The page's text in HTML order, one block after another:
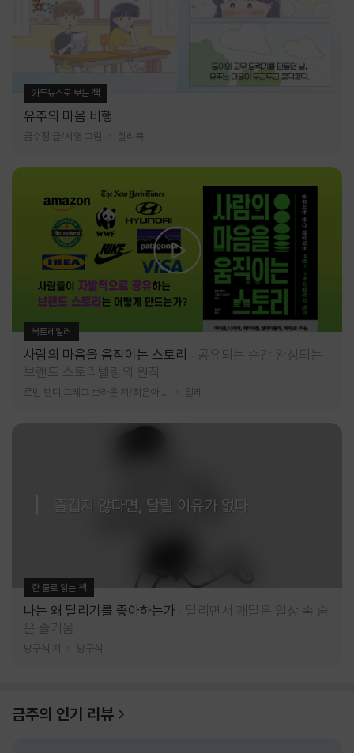
카드뉴스로 보는 책
유주의 마음 비행
금수정 글/서영 그림 찰리북
북트레일러
사람의 마음을 움직이는 스토리
공유되는 순간 완성되는
브랜드 스토리텔링의 원칙
알레
즐겁지 않다면, 달릴 이유가 없다
한 줄로 읽는 책
나는 왜 달리기를 좋아하는가
달리면서 깨달은 일상 속 숨
은 즐거움
방구석 저 방구석
금주의 인기 리뷰